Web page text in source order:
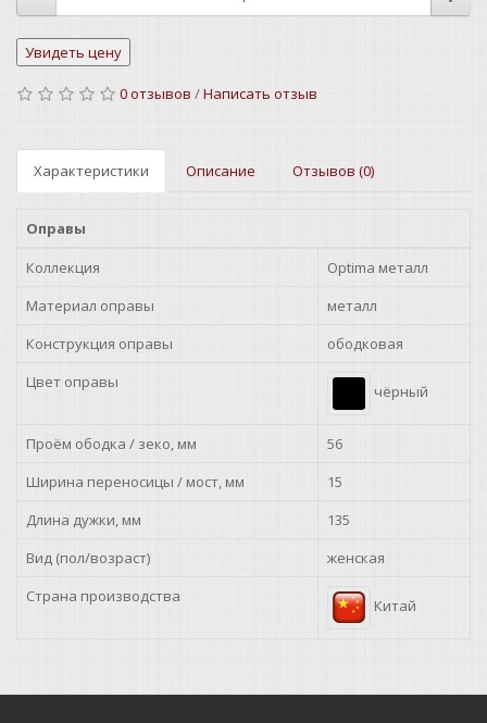
0 отзывов /Написать отзыв
Характеристики Описание Отзывов (0)
Оправы
Коллекция
Optima металл
Материал оправы
металл
Конструкция оправы
ободковая
Цвет оправы
чёрный
Проём ободка / зеко, мм
56
Ширина переносицы / мост, мм
15
Длина дужки, мм
135
Вид (пол/возраст)
женская
Страна производства
Китай